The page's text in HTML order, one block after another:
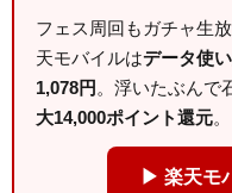
フェス周回もガチャ生
天モバイルはデータ使
1,078円 。浮いたぶんで
大14,000ポイント還元。
▶ 楽天モ